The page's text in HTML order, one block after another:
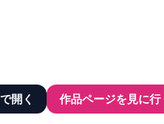
開く 作品ページを見に行